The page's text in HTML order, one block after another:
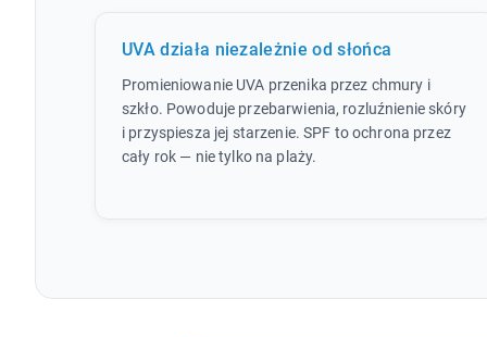
UVA działa niezależnie od słońca
Promieniowanie UVA przenika przez chmury i
szkło. Powoduje przebarwienia, rozluźnienie skóry
i przyspiesza jej starzenie. SPF to ochrona przez
cały rok — nie tylko na plaży.